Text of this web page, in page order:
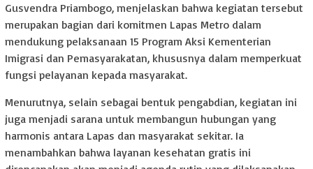
Gusvendra Priambogo, menjelaskan bahwa kegiatan tersebut
merupakan bagian dari komitmen Lapas Metro dalam
mendukung pelaksanaan 15 Program Aksi Kementerian
Imigrasi dan Pemasyarakatan, khususnya dalam memperkuat
fungsi pelayanan kepada masyarakat.
Menurutnya, selain sebagai bentuk pengabdian, kegiatan ini
juga menjadi sarana untuk membangun hubungan yang
harmonis antara Lapas dan masyarakat sekitar. Ia
menambahkan bahwa layanan kesehatan gratis ini